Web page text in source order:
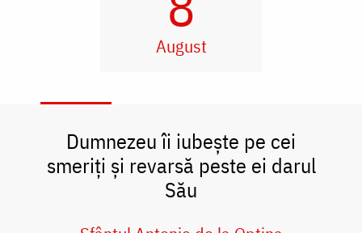
August
Dumnezeu îi iubește pe cei
smeriți și revarsă peste ei darul
Său